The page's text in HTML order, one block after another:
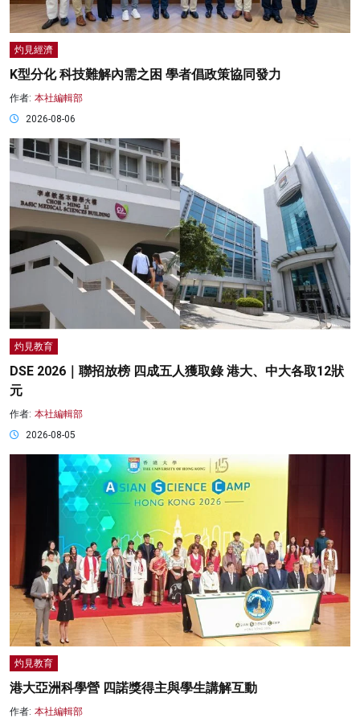
灼見經濟
K型分化 科技難解內需之困 學者倡政策協同發力
作者: 本社編輯部
2026-08-06
灼見教育
DSE 2026｜聯招放榜 四成五人獲取錄 港大、中大各取12狀
元
作者: 本社編輯部
2026-08-05
灼見教育
港大亞洲科學營 四諾獎得主與學生講解互動
作者: 本社編輯部